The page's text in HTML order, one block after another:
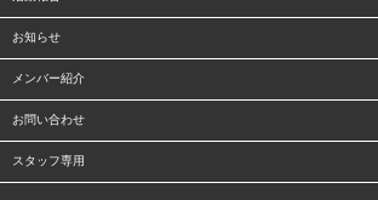
お知らせ
メンバー紹介
お問い合わせ
スタッフ専用